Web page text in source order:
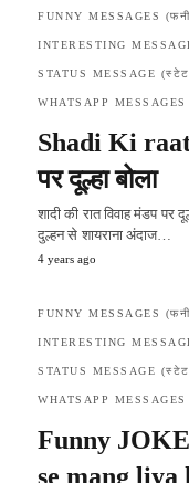
FUNNY MESSAGES
INTERESTING
STATUS MESSAGE
WHATSAPP
Shadi Ki raat
पर दूल्हा बोला
शादी की रात विवाह मंडप पर
दुल्हन से शायराना अंदाज…
4 years ago
FUNNY MESSAGES
INTERESTING
STATUS MESSAGE
WHATSAPP
Funny
se mang liya